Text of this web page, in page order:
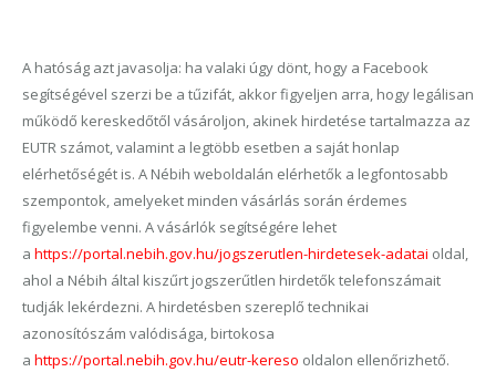
A hatóság azt javasolja: ha valaki úgy dönt, hogy a Facebook
segítségével szerzi be a tűzifát, akkor figyeljen arra, hogy legálisan
működő kereskedőtől vásároljon, akinek hirdetése tartalmazza az
EUTR számot, valamint a legtöbb esetben a saját honlap
elérhetőségét is. A Nébih weboldalán elérhetők a legfontosabb
szempontok, amelyeket minden vásárlás során érdemes
figyelembe venni. A vásárlók segítségére lehet
a https://portal.nebih.gov.hu/jogszerutlen-hirdetesek-adatai oldal,
ahol a Nébih által kiszűrt jogszerűtlen hirdetők telefonszámait
tudják lekérdezni. A hirdetésben szereplő technikai
azonosítószám valódisága, birtokosa
a https://portal.nebih.gov.hu/eutr-kereso oldalon ellenőrizhető.